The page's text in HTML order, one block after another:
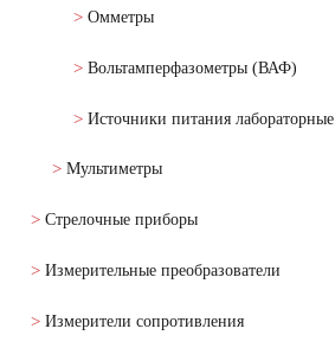
Омметры
Вольтамперфазометры (ВАФ)
Источники питания лабораторные
Мультиметры
Стрелочные приборы
Измерительные преобразователи
Измерители сопротивления